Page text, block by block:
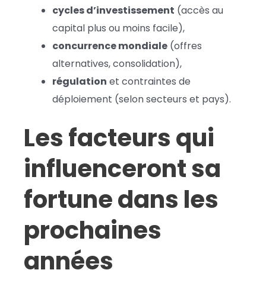
cycles d’investissement (accès au
capital plus ou moins facile),
concurrence mondiale (offres
alternatives, consolidation),
régulation et contraintes de
déploiement (selon secteurs et pays).
Les facteurs qui
influenceront sa
fortune dans les
prochaines
années